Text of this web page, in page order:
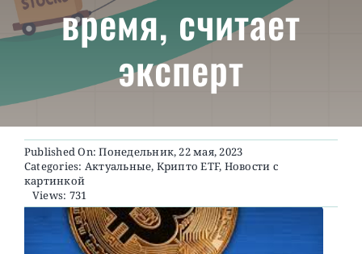
АКТУАЛЬНЫЕ
время, считает
эксперт
Published On: Понедельник, 22 мая, 2023
Categories: Актуальные, Крипто ETF, Новости с
картинкой
Views: 731